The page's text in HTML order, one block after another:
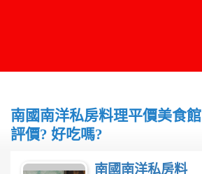
南國南洋私房料理平價美食館
評價? 好吃嗎?
南國南洋私房料